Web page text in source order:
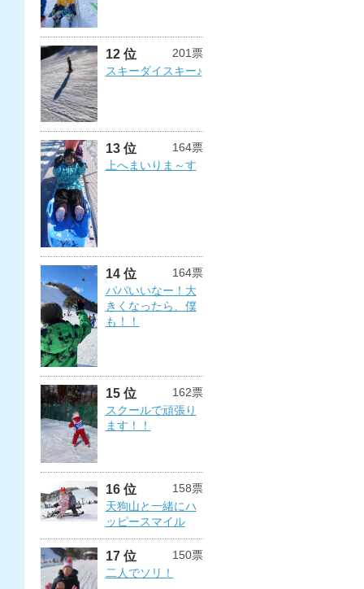
12 位
201票
スキーダイスキー♪
13 位
164票
上へまいりま～す
14 位
164票
パパいいなー！大
きくなったら、僕
も！！
15 位
162票
スクールで頑張り
ます！！
16 位
158票
天狗山と一緒にハ
ッピースマイル
17 位
150票
二人でソリ！